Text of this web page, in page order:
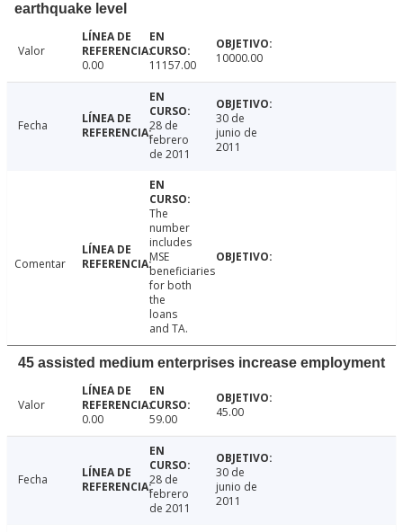
earthquake level
Valor
0.00
11157.00 10000.00
Fecha
28 de
febrero
de 2011
30 de
junio de
2011
Comentar
The
number
includes
MSE
beneficiaries
for both
the
loans
and TA.
45 assisted medium enterprises increase employment
Valor
0.00
59.00 45.00
Fecha
28 de
febrero
de 2011
30 de
junio de
2011